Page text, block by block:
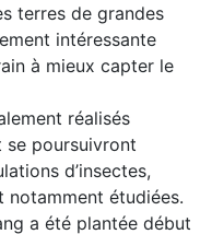
terres de grandes
intéressante
à mieux capter le
réalisés
se poursuivront
d’insectes,
notamment étudiées.
a été plantée début